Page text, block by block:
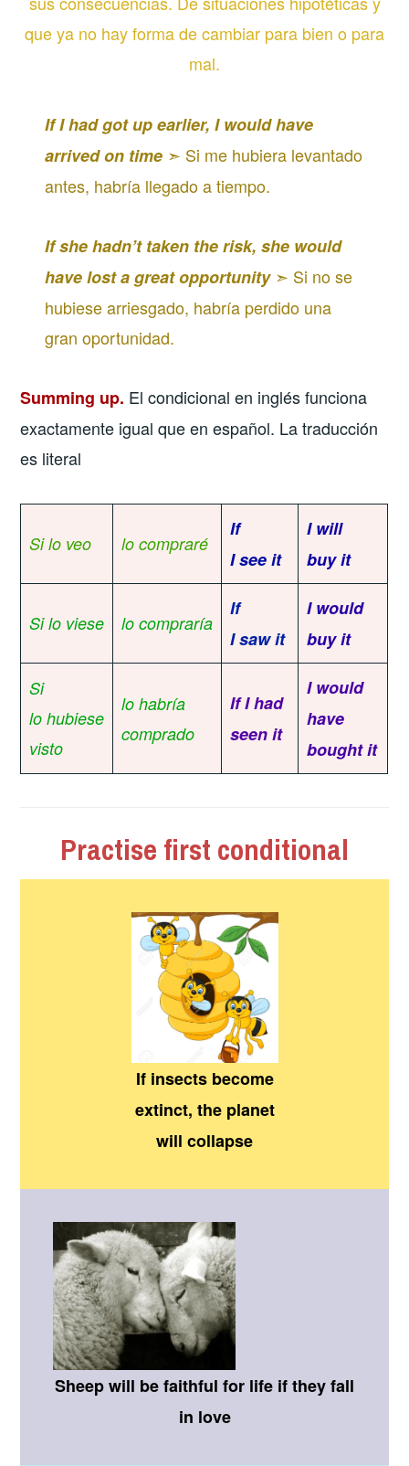
que ya no hay forma de cambiar para bien o para
mal.
If I had got up earlier, I would have
arrived on time ➣ Si me hubiera levantado
antes, habría llegado a tiempo.
If she hadn’t taken the risk, she would
have lost a great opportunity ➣ Si no se
hubiese arriesgado, habría perdido una
gran oportunidad.
Summing up. El condicional en inglés funciona
exactamente igual que en español. La traducción
es literal
Si lo veo lo compraré
If
I see it
I will
buy it
Si lo viese lo compraría
If
I saw it
I would
buy it
Si
lo hubiese
visto
lo habría
comprado
If I had
seen it
I would
have
bought it
Practise first conditional
If insects become
extinct, the planet
will collapse
Sheep will be faithful for life if they fall
in love